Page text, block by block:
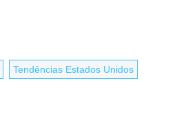
Tendências Estados Unidos